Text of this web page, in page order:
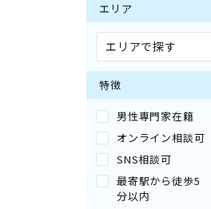
エリア
エリアで探す
特徴
男性専門家在籍
オンライン相談可
SNS相談可
最寄駅から徒歩5
分以内